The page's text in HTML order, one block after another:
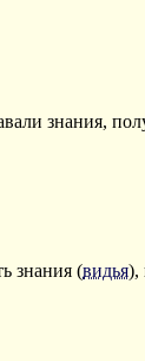
знания,
знания (видья),